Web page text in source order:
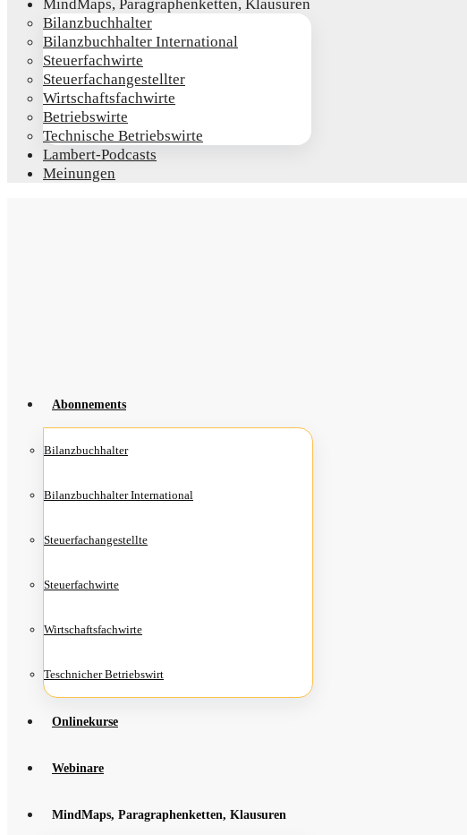
Mind­Maps, Para­gra­phen­ket­ten, Klausuren
Bilanz­buch­hal­ter
Bilanz­buch­hal­ter International
Steu­er­fach­wir­te
Steu­er­fach­an­ge­stell­ter
Wirt­schafts­fach­wir­te
Betriebs­wir­te
Tech­ni­sche Betriebswirte
Lam­­bert-Pod­­casts
Mei­nun­gen
Abon­ne­ments
Bilanz­buch­hal­ter
Bilanz­buch­hal­ter International
Steu­er­fach­an­ge­stell­te
Steu­er­fach­wir­te
Wirt­schafts­fach­wir­te
Teschni­cher Betriebswirt
Online­kur­se
Web­i­na­re
Mind­Maps, Para­gra­phen­ket­ten, Klausuren